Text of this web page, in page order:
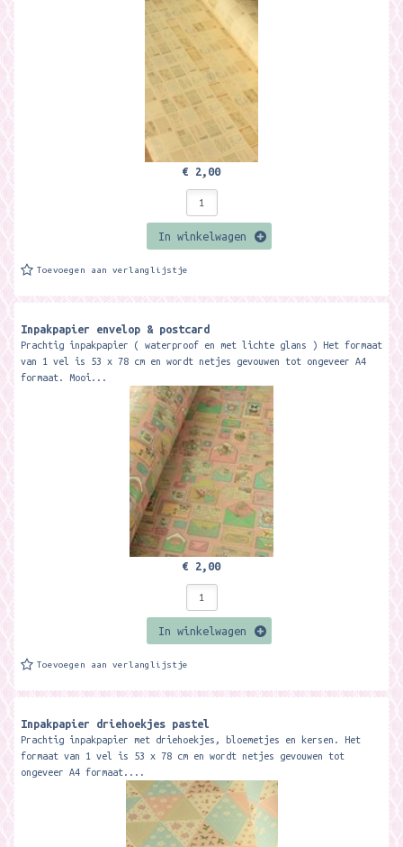
€ 2,00
In winkelwagen
Toevoegen aan verlanglijstje
Inpakpapier envelop & postcard
Prachtig inpakpapier ( waterproof en met lichte glans ) Het formaat
van 1 vel is 53 x 78 cm en wordt netjes gevouwen tot ongeveer A4
formaat. Mooi...
€ 2,00
In winkelwagen
Toevoegen aan verlanglijstje
Inpakpapier driehoekjes pastel
Prachtig inpakpapier met driehoekjes, bloemetjes en kersen. Het
formaat van 1 vel is 53 x 78 cm en wordt netjes gevouwen tot
ongeveer A4 formaat....